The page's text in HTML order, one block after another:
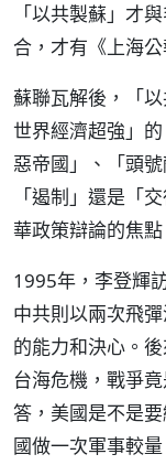
「以共製蘇」才
合，才有《上海
蘇聯瓦解後，「
世界經濟超強」
惡帝國」、「頭
「遏制」還是「
華政策辯論的焦點
1995年，李登輝
中共則以兩次飛
的能力和決心。
台海危機，戰爭
答，美國是不是
國做一次軍事較